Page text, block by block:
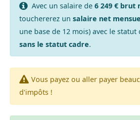
Avec un salaire de 6 249 € brut
touchererez un salaire net
une base de 12 mois) avec le statut
sans le statut cadre.
Vous payez ou aller payer
d'impôts !